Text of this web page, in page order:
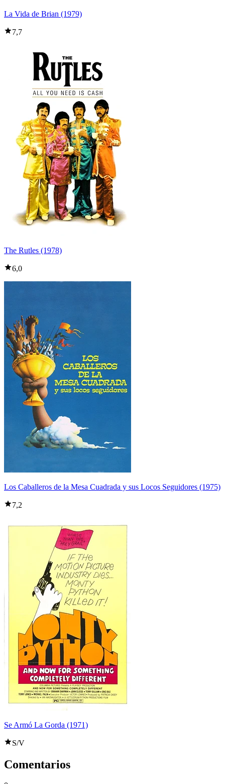
La Vida de Brian (1979)
7,7
The Rutles (1978)
6,0
Los Caballeros de la Mesa Cuadrada y sus Locos Seguidores (1975)
7,2
Se Armó La Gorda (1971)
S/V
Comentarios